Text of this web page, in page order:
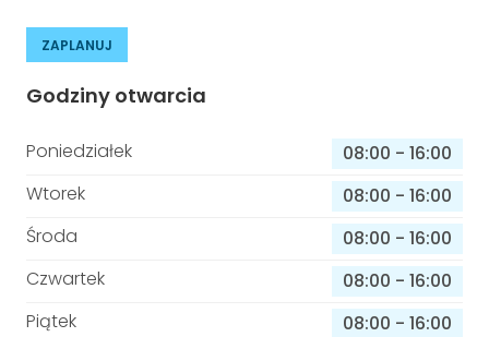
ZAPLANUJ
Godziny otwarcia
Poniedziałek 08:00 - 16:00
Wtorek
08:00 - 16:00
Środa
08:00 - 16:00
Czwartek
08:00 - 16:00
Piątek
08:00 - 16:00